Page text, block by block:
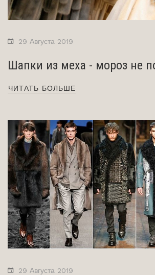
29 Августа 2019
Шапки из меха - мороз не
ЧИТАТЬ БОЛЬШЕ
29 Августа 2019